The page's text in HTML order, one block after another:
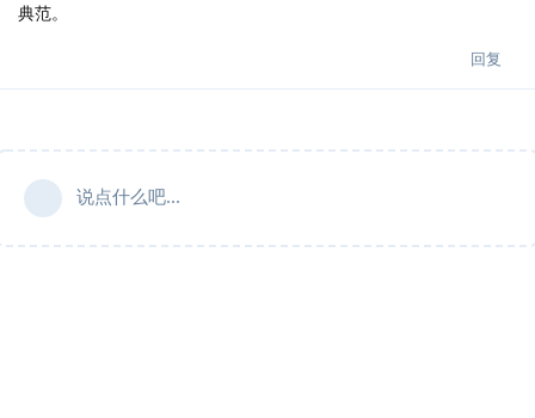
典范。
回复
说点什么吧...